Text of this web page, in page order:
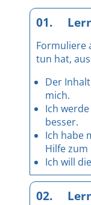
01.
Formuliere
tun hat,
Der
mich.
Ich
besser.
Ich habe
Hilfe zum
Ich will
02.